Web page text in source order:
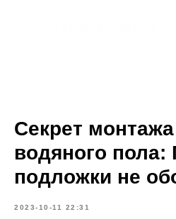
Секрет
водяного пола:
подложки не
2023-10-11 22:31